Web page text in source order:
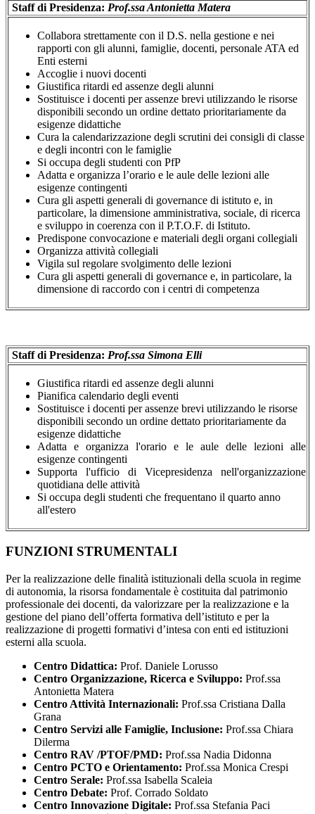
Staff di Presidenza: Prof.ssa Antonietta Matera
Collabora strettamente con il D.S. nella gestione e nei
rapporti con gli alunni, famiglie, docenti, personale ATA ed
Enti esterni
Accoglie i nuovi docenti
Giustifica ritardi ed assenze degli alunni
Sostituisce i docenti per assenze brevi utilizzando le risorse
disponibili secondo un ordine dettato prioritariamente da
esigenze didattiche
Cura la calendarizzazione degli scrutini dei consigli di classe
e degli incontri con le famiglie
Si occupa degli studenti con PfP
Adatta e organizza l’orario e le aule delle lezioni alle
esigenze contingenti
Cura gli aspetti generali di governance di istituto e, in
particolare, la dimensione amministrativa, sociale, di ricerca
e sviluppo in coerenza con il P.T.O.F. di Istituto.
Predispone convocazione e materiali degli organi collegiali
Organizza attività collegiali
Vigila sul regolare svolgimento delle lezioni
Cura gli aspetti generali di governance e, in particolare, la
dimensione di raccordo con i centri di competenza
Staff di Presidenza: Prof.ssa Simona Elli
Giustifica ritardi ed assenze degli alunni
Pianifica calendario degli eventi
Sostituisce i docenti per assenze brevi utilizzando le risorse
disponibili secondo un ordine dettato prioritariamente da
esigenze didattiche
Adatta e organizza l'orario e le aule delle lezioni alle
esigenze contingenti
Supporta l'ufficio di Vicepresidenza nell'organizzazione
quotidiana delle attività
Si occupa degli studenti che frequentano il quarto anno
all'estero
FUNZIONI STRUMENTALI
Per la realizzazione delle finalità istituzionali della scuola in regime
di autonomia, la risorsa fondamentale è costituita dal patrimonio
professionale dei docenti, da valorizzare per la realizzazione e la
gestione del piano dell’offerta formativa dell’istituto e per la
realizzazione di progetti formativi d’intesa con enti ed istituzioni
esterni alla scuola.
Centro Didattica: Prof. Daniele Lorusso
Centro Organizzazione, Ricerca e Sviluppo: Prof.ssa
Antonietta Matera
Centro Attività Internazionali: Prof.ssa Cristiana Dalla
Grana
Centro Servizi alle Famiglie, Inclusione: Prof.ssa Chiara
Dilerma
Centro RAV /PTOF/PMD: Prof.ssa Nadia Didonna
Centro PCTO e Orientamento: Prof.ssa Monica Crespi
Centro Serale: Prof.ssa Isabella Scaleia
Centro Debate: Prof. Corrado Soldato
Centro Innovazione Digitale: Prof.ssa Stefania Paci